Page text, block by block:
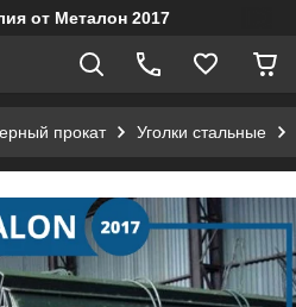
от Металон 2017
прокат Уголки стальные